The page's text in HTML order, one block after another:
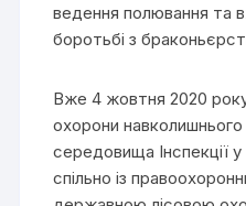
ведення полювання та
боротьбі з
Вже 4 жовтня 2020
охорони
середовища Інспекції
спільно із